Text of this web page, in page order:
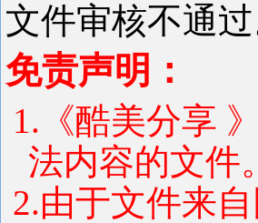
文件审核不通过
免责声明：
1.《酷美分享
法内容的文件
2.由于文件来